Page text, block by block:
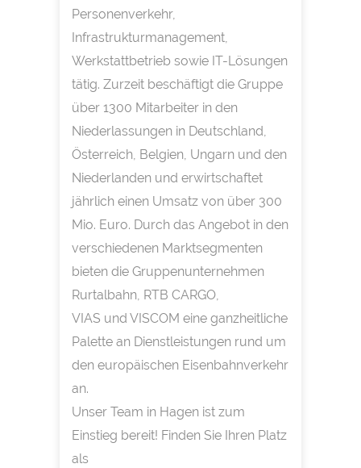
Personenverkehr,
Infrastrukturmanagement,
Werkstattbetrieb sowie IT-Lösungen
tätig. Zurzeit beschäftigt die Gruppe
über 1300 Mitarbeiter in den
Niederlassungen in Deutschland,
Österreich, Belgien, Ungarn und den
Niederlanden und erwirtschaftet
jährlich einen Umsatz von über 300
Mio. Euro. Durch das Angebot in den
verschiedenen Marktsegmenten
bieten die Gruppenunternehmen
Rurtalbahn, RTB CARGO,
VIAS und VISCOM eine ganzheitliche
Palette an Dienstleistungen rund um
den europäischen Eisenbahnverkehr
an.
Unser Team in Hagen ist zum
Einstieg bereit! Finden Sie Ihren Platz
als